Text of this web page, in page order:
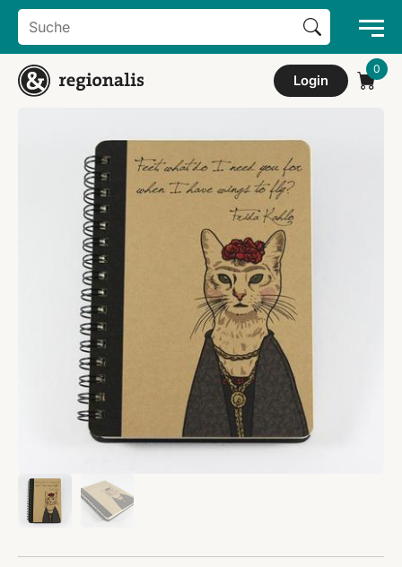
Search
for:
Search Button
Login